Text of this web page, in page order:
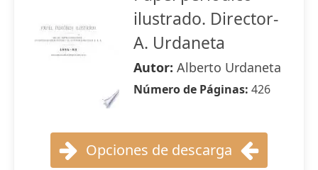
ilustrado. Director-
A. Urdaneta
Autor: Alberto Urdaneta
Número de Páginas: 426
Opciones de descarga